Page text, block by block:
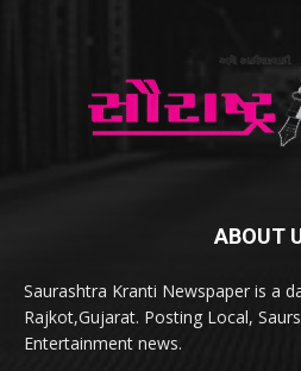
ABOUT
Saurashtra Kranti Newspaper is a
Rajkot,Gujarat. Posting Local,
Entertainment news.